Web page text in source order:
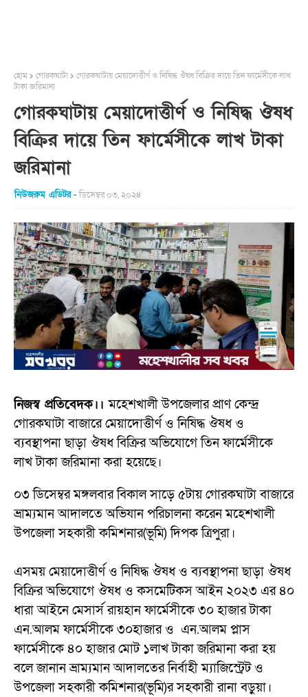
হোম গোরকঘাটা
গোরকঘাটায় মেয়াদোত্তীর্ণ ও নিষিদ্ধ ঔষধ বিক্রির দায়ে তিন ফার্মেসীকে লাখ
টাকা জরিমানা
গোরকঘাটায় মেয়াদোত্তীর্ণ ও নিষিদ্ধ ঔষধ
বিক্রির দায়ে তিন ফার্মেসীকে লাখ টাকা
জরিমানা
নিউজরুম এডিটর ডিসেম্বর ০৩, ২০২৪
নিজস্ব প্রতিবেদক।।মহেশখালী উপজেলার প্রাণ কেন্দ্র
গোরকঘাটা বাজারে মেয়াদোত্তীর্ণ ও নিষিদ্ধ ঔষধ ও
ব্যবস্থাপনা ছাড়া ঔষধ বিক্রির অভিযোগে তিন ফার্মেসীকে
লাখ টাকা জরিমানা করা হয়েছে।
০৩ ডিসেম্বর মঙ্গলবার বিকাল সাড়ে ৫টায় গোরকঘাটা বাজারে
ভ্রাম্যমান আদালতে অভিযান পরিচালনা করেন মহেশখালী
উপজেলা সহকারী কমিশনার(ভূমি) দিপক ত্রিপুরা।
এসময় মেয়াদোত্তীর্ণ ও নিষিদ্ধ ঔষধ ও ব্যবস্থাপনা ছাড়া ঔষধ
বিক্রির অভিযোগে ঔষধ ও কসমেটিকস আইন ২০২৩ এর ৪০
ধারা আইনে মেসার্স রায়হান ফার্মেসীকে ৩০ হাজার টাকা
এন.আলম ফার্মেসীকে ৩০হাজার ও এন.আলম প্লাস
ফার্মেসীকে ৪০ হাজার মোট ১লাখ টাকা জরিমানা করা হয়
বলে জানান ভ্রাম্যমান আদালতের নির্বাহী ম্যাজিস্ট্রেট ও
উপজেলা সহকারী কমিশনার(ভূমি)র সহকারী রানা বড়ুয়া।